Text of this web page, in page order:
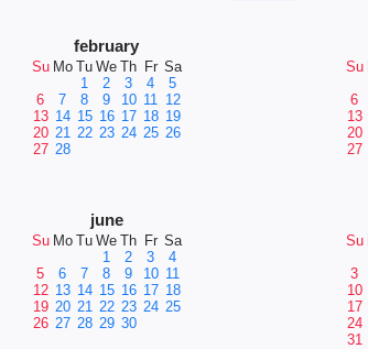
february
Su Mo Tu We Th Fr Sa
1
2 3 4
5
6
7 8 9 10 11 12
13 14 15 16 17 18 19
20 21 22 23 24 25 26
27 28
Su
6
13
20
27
june
Su Mo Tu We Th Fr Sa
1
2 3
4
5
6 7 8 9 10 11
12 13 14 15 16 17 18
19 20 21 22 23 24 25
26 27 28 29 30
Su
3
10
17
24
31